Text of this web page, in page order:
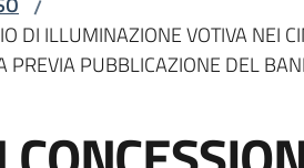
/
DI ILLUMINAZIONE VOTIVA
PUBBLICAZIONE DEL